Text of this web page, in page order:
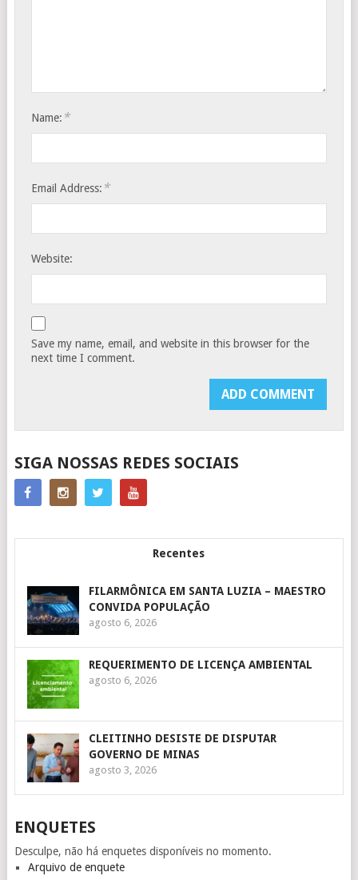
Name: *
Email Address: *
Website:
Save my name, email, and website in this browser for the
next time I comment.
SIGA NOSSAS REDES SOCIAIS
Recentes
FILARMÔNICA EM SANTA LUZIA – MAESTRO
CONVIDA POPULAÇÃO
agosto 6, 2026
REQUERIMENTO DE LICENÇA AMBIENTAL
agosto 6, 2026
CLEITINHO DESISTE DE DISPUTAR
GOVERNO DE MINAS
agosto 3, 2026
ENQUETES
Desculpe, não há enquetes disponíveis no momento.
Arquivo de enquete